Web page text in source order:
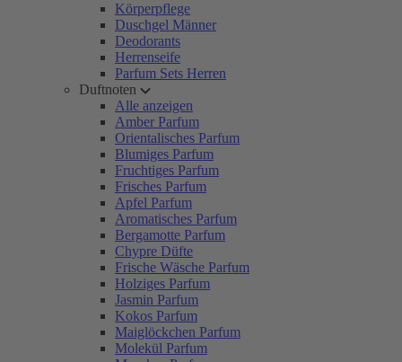
Körperpflege
Duschgel Männer
Deodorants
Herrenseife
Parfum Sets Herren
Duftnoten
Alle anzeigen
Amber Parfum
Orientalisches Parfum
Blumiges Parfum
Fruchtiges Parfum
Frisches Parfum
Apfel Parfum
Aromatisches Parfum
Bergamotte Parfum
Chypre Düfte
Frische Wäsche Parfum
Holziges Parfum
Jasmin Parfum
Kokos Parfum
Maiglöckchen Parfum
Molekül Parfum